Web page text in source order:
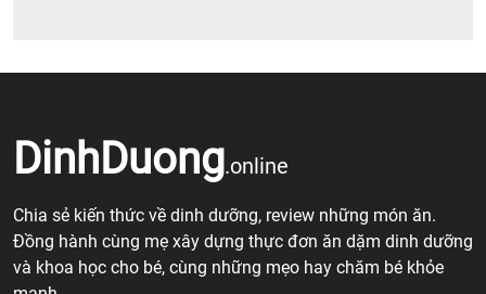
DinhDuong.online
Chia sẻ kiến thức về dinh dưỡng, review những món ăn.
Đồng hành cùng mẹ xây dựng thực đơn ăn dặm dinh dưỡng
và khoa học cho bé, cùng những mẹo hay chăm bé khỏe